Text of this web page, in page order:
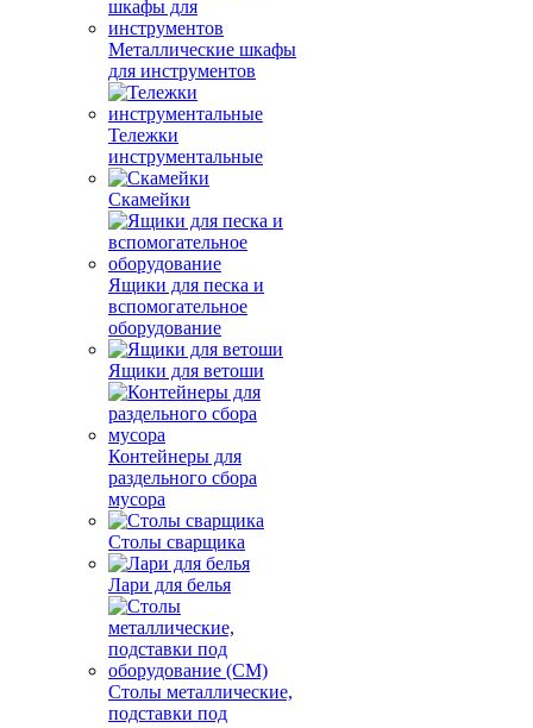
Металлические шкафы
для инструментов
Тележки
инструментальные
Скамейки
Ящики для песка и
вспомогательное
оборудование
Ящики для ветоши
Контейнеры для
раздельного сбора
мусора
Столы сварщика
Лари для белья
Столы металлические,
подставки под